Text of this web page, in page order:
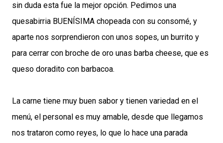
sin duda esta fue la mejor opción. Pedimos una
quesabirria BUENÍSIMA chopeada con su consomé, y
aparte nos sorprendieron con unos sopes, un burrito y
para cerrar con broche de oro unas barba cheese, que es
queso doradito con barbacoa.
La carne tiene muy buen sabor y tienen variedad en el
menú, el personal es muy amable, desde que llegamos
nos trataron como reyes, lo que lo hace una parada